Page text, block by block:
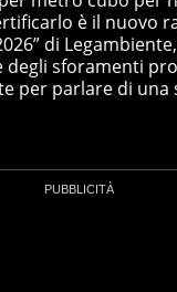
è il nuovo
di
degli sforamenti
per parlare di una